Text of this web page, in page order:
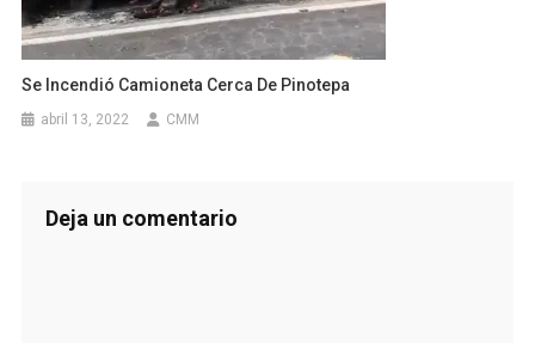
Se Incendió Camioneta Cerca De Pinotepa
abril 13, 2022 CMM
Deja un comentario